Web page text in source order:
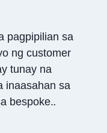
pagpipilian sa
ng customer
tunay na
inaasahan sa
bespoke..